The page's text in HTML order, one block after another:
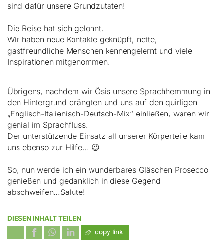
sind dafür unsere Grundzutaten!
Die Reise hat sich gelohnt.
Wir haben neue Kontakte geknüpft, nette,
gastfreundliche Menschen kennengelernt und viele
Inspirationen mitgenommen.
Übrigens, nachdem wir Ösis unsere Sprachhemmung in
den Hintergrund drängten und uns auf den quirligen
„Englisch-Italienisch-Deutsch-Mix“ einließen, waren wir
genial im Sprachfluss.
Der unterstützende Einsatz all unserer Körperteile kam
uns ebenso zur Hilfe… 😉
So, nun werde ich ein wunderbares Gläschen Prosecco
genießen und gedanklich in diese Gegend
abschweifen…Salute!
DIESEN INHALT TEILEN
copy link